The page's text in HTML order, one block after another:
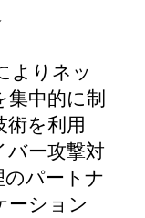
よりネッ
集中的に制
術を利用
バー攻撃対
パートナ
ーション